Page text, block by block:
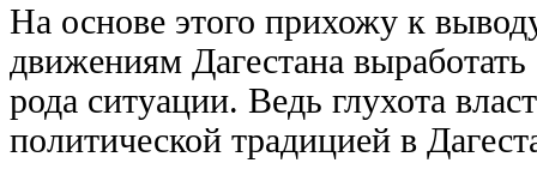
На основе этого прихожу к
движениям Дагестана
рода ситуации. Ведь глухота
политической традицией в